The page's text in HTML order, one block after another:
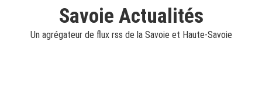
Savoie Actualités
Un agrégateur de flux rss de la Savoie et Haute-Savoie